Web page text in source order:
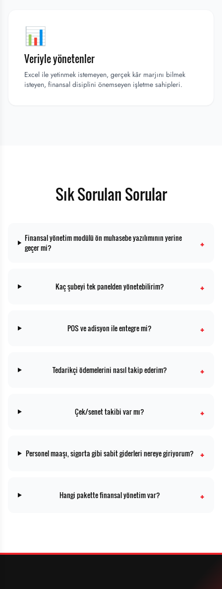
📊
Veriyle yönetenler
Excel ile yetinmek istemeyen, gerçek kâr marjını bilmek
isteyen, finansal disiplini önemseyen işletme sahipleri.
Sık Sorulan Sorular
Finansal yönetim modülü ön muhasebe yazılımının yerine
geçer mi?
+
Kaç şubeyi tek panelden yönetebilirim? +
POS ve adisyon ile entegre mi? +
Tedarikçi ödemelerini nasıl takip ederim? +
Çek/senet takibi var mı? +
Personel maaşı, sigorta gibi sabit giderleri nereye giriyorum? +
Hangi pakette finansal yönetim var? +